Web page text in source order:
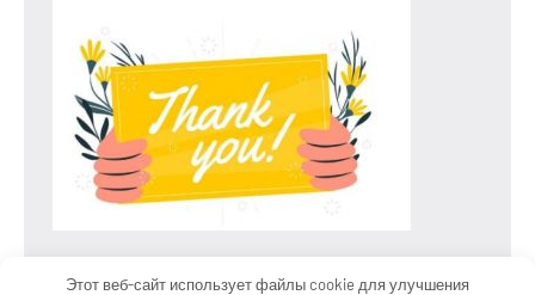
Этот веб-сайт использует файлы cookie для улучшения